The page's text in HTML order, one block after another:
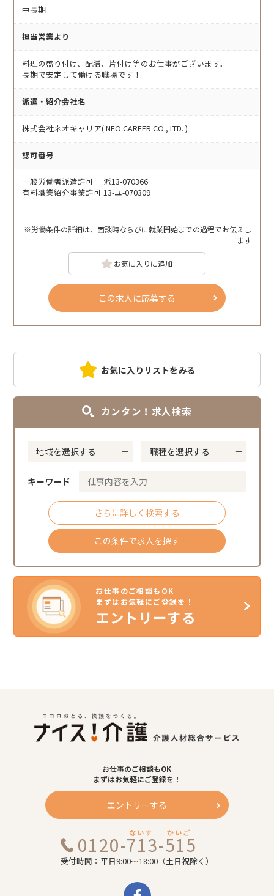
中長期
担当営業より
料理の盛り付け、配膳、片付け等のお仕事がございます。
長期で安定して働ける職場です！
派遣・紹介会社名
株式会社ネオキャリア( NEO CAREER CO., LTD. )
認可番号
一般労働者派遣許可 派13-070366
有料職業紹介事業許可 13-ユ-070309
※労働条件の詳細は、面談時ならびに就業開始までの過程でお伝えし
ます
お気に入りに追加
この求人に応募する
お気に入りリストをみる
カンタン！求人検索
キーワード
さらに詳しく検索する
この条件で求人を探す
お仕事のご相談もOK
まずはお気軽にご登録を！
エントリーする
お仕事のご相談もOK
まずはお気軽にご登録を！
エントリーする
0120-713-515
ないす かいご
受付時間：平日9:00～18:00（土日祝除く）